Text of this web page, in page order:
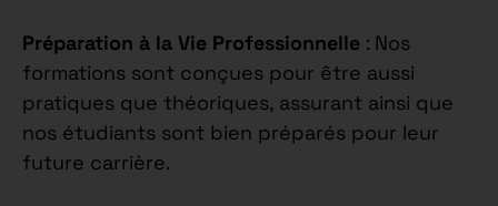
Préparation à la Vie Professionnelle : Nos
formations sont conçues pour être aussi
pratiques que théoriques, assurant ainsi que
nos étudiants sont bien préparés pour leur
future carrière.